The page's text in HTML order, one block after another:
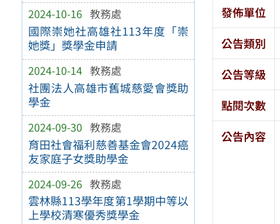
2024-10-16 教務處
國際崇她社高雄社113年度「崇
她獎」獎學金申請
2024-10-14 教務處
社團法人高雄市舊城慈愛會獎助
學金
2024-09-30 教務處
育田社會福利慈善基金會2024癌
友家庭子女獎助學金
2024-09-26 教務處
雲林縣113學年度第1學期中等以
上學校清寒優秀獎學金
發佈單位
公告類別
公告等級
點閱次數
公告內容